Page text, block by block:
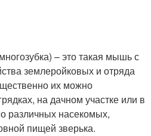
– это такая мышь с
землеройковых и отряда
их можно
на дачном участке или в
различных насекомых,
пищей зверька.